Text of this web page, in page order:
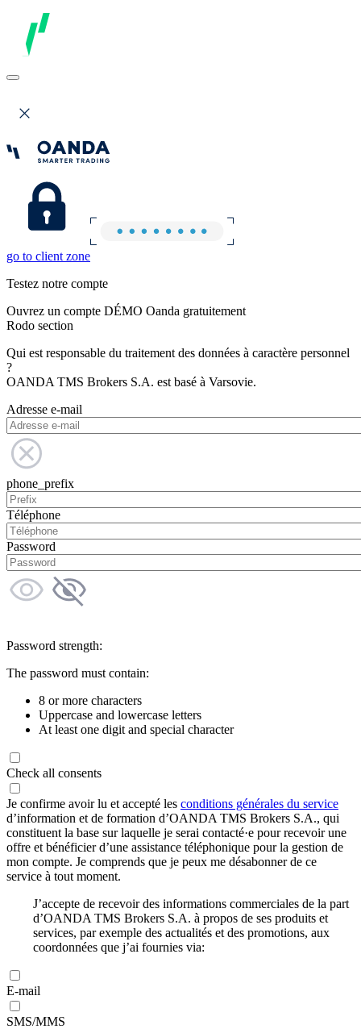
go to client zone
Testez notre compte
Ouvrez un compte DÉMO Oanda gratuitement
Rodo section
Qui est responsable du traitement des données à caractère personnel
?
OANDA TMS Brokers S.A. est basé à Varsovie.
Adresse e-mail
phone_prefix
Téléphone
Password
Password strength:
The password must contain:
8 or more characters
Uppercase and lowercase letters
At least one digit and special character
Check all consents
Je confirme avoir lu et accepté les conditions générales du service
d’information et de formation d’OANDA TMS Brokers S.A., qui
constituent la base sur laquelle je serai contacté·e pour recevoir une
offre et bénéficier d’une assistance téléphonique pour la gestion de
mon compte. Je comprends que je peux me désabonner de ce
service à tout moment.
J’accepte de recevoir des informations commerciales de la part
d’OANDA TMS Brokers S.A. à propos de ses produits et
services, par exemple des actualités et des promotions, aux
coordonnées que j’ai fournies via:
E-mail
SMS/MMS